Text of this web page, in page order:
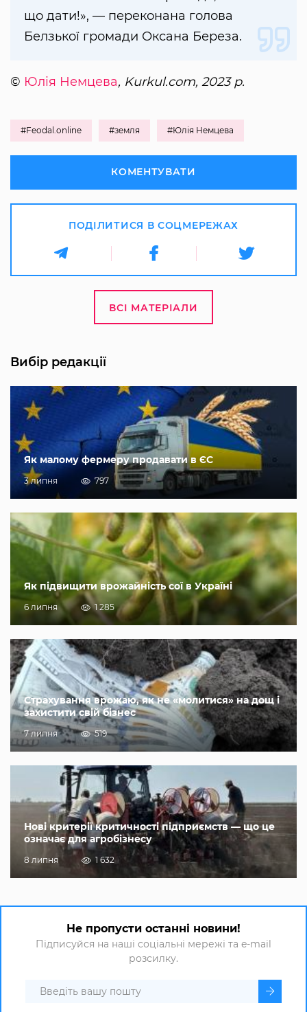
що дати!», — переконана голова
Белзької громади Оксана Береза.
© Юлія Немцева, Kurkul.com, 2023 р.
#Feodal.online #земля #Юлія Немцева
КОМЕНТУВАТИ
ПОДІЛИТИСЯ В СОЦМЕРЕЖАХ
ВСІ МАТЕРІАЛИ
Вибір редакції
Як малому фермеру продавати в ЄС
3 липня 797
Як підвищити врожайність сої в Україні
6 липня 1 285
Страхування врожаю, як не «молитися» на дощ і
захистити свій бізнес
7 липня 519
Нові критерії критичності підприємств — що це
означає для агробізнесу
8 липня 1 632
Не пропусти останні новини!
Підписуйся на наші соціальні мережі та e-mail
розсилку.